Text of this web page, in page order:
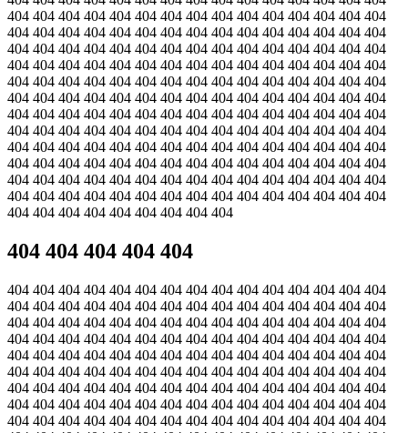
404 404 404 404 404 404 404 404 404 404 404 404 404 404 404
404 404 404 404 404 404 404 404 404 404 404 404 404 404 404
404 404 404 404 404 404 404 404 404 404 404 404 404 404 404
404 404 404 404 404 404 404 404 404 404 404 404 404 404 404
404 404 404 404 404 404 404 404 404 404 404 404 404 404 404
404 404 404 404 404 404 404 404 404 404 404 404 404 404 404
404 404 404 404 404 404 404 404 404 404 404 404 404 404 404
404 404 404 404 404 404 404 404 404 404 404 404 404 404 404
404 404 404 404 404 404 404 404 404 404 404 404 404 404 404
404 404 404 404 404 404 404 404 404 404 404 404 404 404 404
404 404 404 404 404 404 404 404 404 404 404 404 404 404 404
404 404 404 404 404 404 404 404 404 404 404 404 404 404 404
404 404 404 404 404 404 404 404 404
404 404 404 404 404
404 404 404 404 404 404 404 404 404 404 404 404 404 404 404
404 404 404 404 404 404 404 404 404 404 404 404 404 404 404
404 404 404 404 404 404 404 404 404 404 404 404 404 404 404
404 404 404 404 404 404 404 404 404 404 404 404 404 404 404
404 404 404 404 404 404 404 404 404 404 404 404 404 404 404
404 404 404 404 404 404 404 404 404 404 404 404 404 404 404
404 404 404 404 404 404 404 404 404 404 404 404 404 404 404
404 404 404 404 404 404 404 404 404 404 404 404 404 404 404
404 404 404 404 404 404 404 404 404 404 404 404 404 404 404